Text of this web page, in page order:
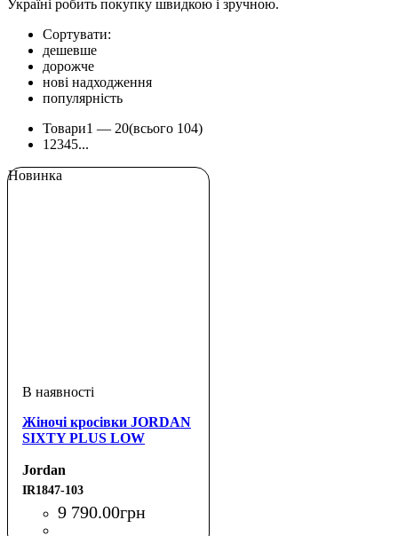
Україні робить покупку швидкою і зручною.
Сортувати:
дешевше
дорожче
нові надходження
популярність
Товари1 — 20(всього 104)
1 2345...
Новинка
Жіночі кросівки JORDAN
SIXTY PLUS LOW
Jordan
IR1847-103
9 790.00грн